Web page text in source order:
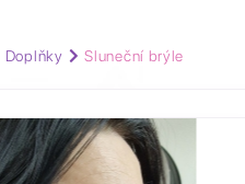
Doplňky Sluneční brýle